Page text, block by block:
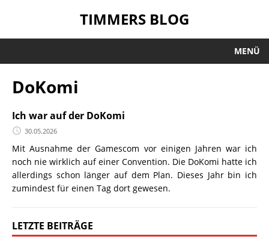
TIMMERS BLOG
MENÜ
DoKomi
Ich war auf der DoKomi
30.05.2026
Mit Ausnahme der Gamescom vor einigen Jahren war ich
noch nie wirklich auf einer Convention. Die DoKomi hatte ich
allerdings schon länger auf dem Plan. Dieses Jahr bin ich
zumindest für einen Tag dort gewesen.
LETZTE BEITRÄGE